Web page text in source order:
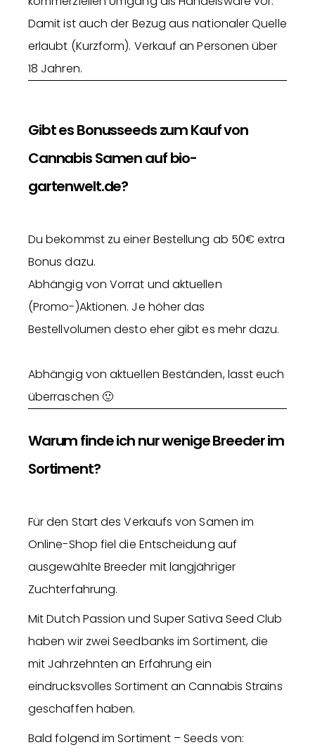
Damit ist auch der Bezug aus nationaler Quelle
erlaubt (Kurzform). Verkauf an Personen über
18 Jahren.
Gibt es Bonusseeds zum Kauf von
Cannabis Samen auf bio-
gartenwelt.de?
Du bekommst zu einer Bestellung ab 50€ extra
Bonus dazu.
Abhängig von Vorrat und aktuellen
(Promo-)Aktionen. Je höher das
Bestellvolumen desto eher gibt es mehr dazu.
Abhängig von aktuellen Beständen, lasst euch
überraschen 🙂
Warum finde ich nur wenige Breeder im
Sortiment?
Für den Start des Verkaufs von Samen im
Online-Shop fiel die Entscheidung auf
ausgewählte Breeder mit langjähriger
Zuchterfahrung.
Mit Dutch Passion und Super Sativa Seed Club
haben wir zwei Seedbanks im Sortiment, die
mit Jahrzehnten an Erfahrung ein
eindrucksvolles Sortiment an Cannabis Strains
geschaffen haben.
Bald folgend im Sortiment – Seeds von: